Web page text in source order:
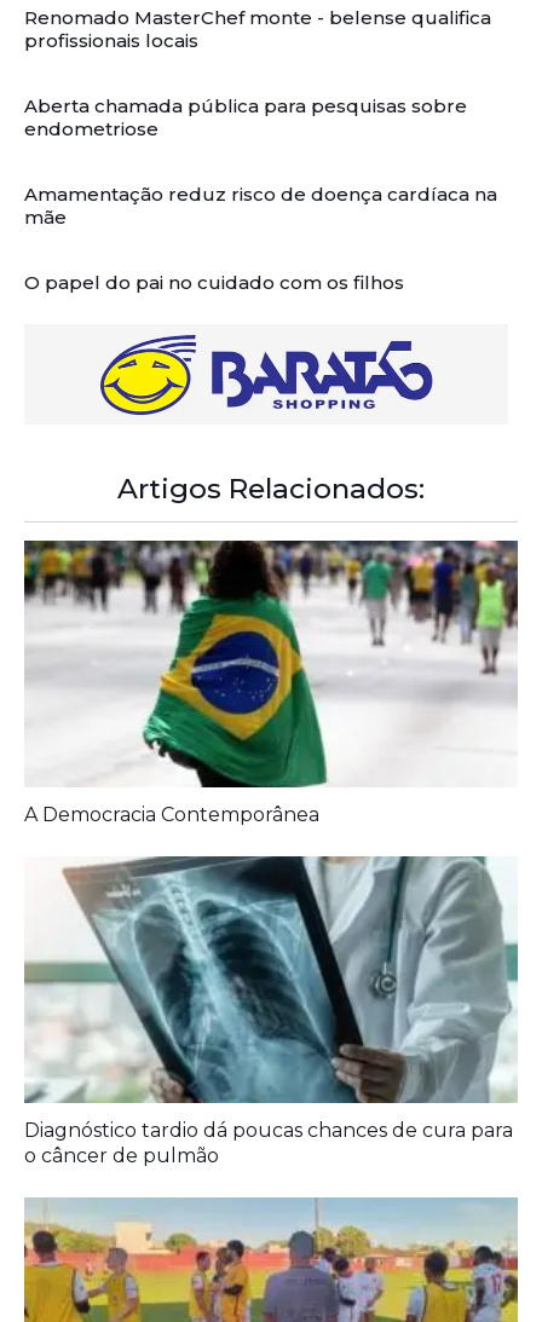
Renomado MasterChef monte - belense qualifica
profissionais locais
Aberta chamada pública para pesquisas sobre
endometriose
Amamentação reduz risco de doença cardíaca na
mãe
O papel do pai no cuidado com os filhos
Artigos Relacionados:
A Democracia Contemporânea
Diagnóstico tardio dá poucas chances de cura para
o câncer de pulmão